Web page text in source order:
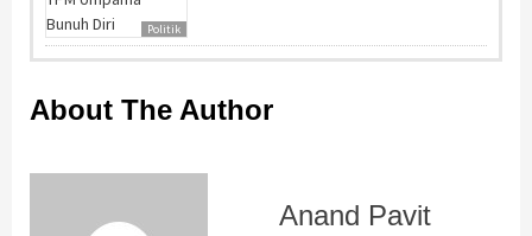
Politik
About The Author
Anand Pavit